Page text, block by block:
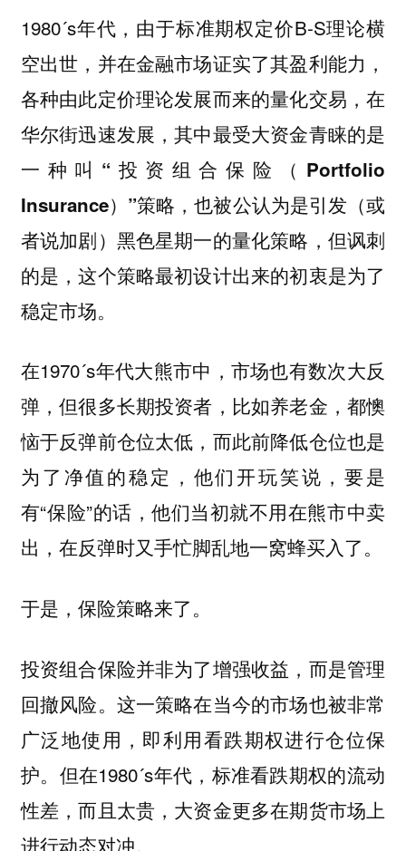
1980´s年代，由于标准期权定价B-S理论横
空出世，并在金融市场证实了其盈利能力，
各种由此定价理论发展而来的量化交易，在
华尔街迅速发展，其中最受大资金青睐的是
一种叫 “投资组合保险（Portfolio
Insurance）”策略 ，也被公认为是引发（或
者说加剧）黑色星期一的量化策略，但讽刺
的是，这个策略最初设计出来的初衷是为了
稳定市场。
在1970´s年代大熊市中，市场也有数次大反
弹，但很多长期投资者，比如养老金，都懊
恼于反弹前仓位太低，而此前降低仓位也是
为了净值的稳定，他们开玩笑说，要是
有“保险”的话，他们当初就不用在熊市中卖
出，在反弹时又手忙脚乱地一窝蜂买入了。
于是，保险策略来了。
投资组合保险并非为了增强收益，而是管理
回撤风险。这一策略在当今的市场也被非常
广泛地使用，即利用看跌期权进行仓位保
护。但在1980´s年代，标准看跌期权的流动
性差，而且太贵，大资金更多在期货市场上
进行动态对冲。